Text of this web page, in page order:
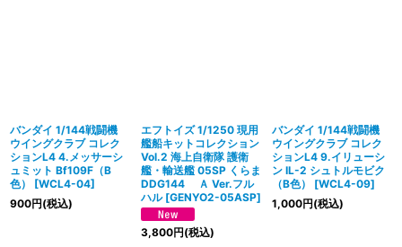
バンダイ 1/144戦闘機
ウイングクラブ コレク
ションL4 4.メッサーシ
ュミット Bf109F（B
色）
[WCL4-04]
900円(税込)
エフトイズ 1/1250 現用
艦船キットコレクション
Vol.2 海上自衛隊 護衛
艦・輸送艦 05SP くらま
DDG144 Ａ Ver.フル
ハル [GENYO2-05ASP]
3,800円(税込)
バンダイ 1/144戦闘機
ウイングクラブ コレク
ションL4 9.イリューシ
ン IL-2 シュトルモビク
（B色）
[WCL4-09]
1,000円(税込)